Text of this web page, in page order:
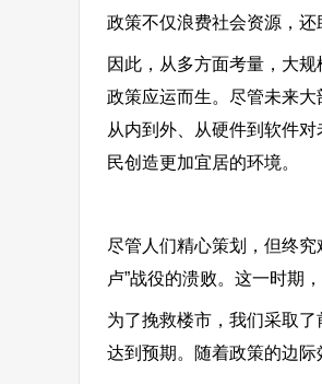
政策不仅浪费社会资源，还
因此，从多方面考量，大
政策应运而生。尽管未来
从内到外、从硬件到软件
民创造更加宜居的环境。
尽管人们精心策划，但终
卢”战役的溃败。这一时期
为了挽救楼市，我们采取
达到预期。随着政策的边